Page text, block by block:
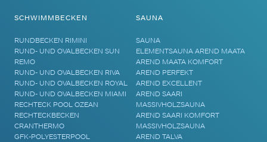
SCHWIMMBECKEN
RUNDBECKEN RIMINI
RUND- UND OVALBECKEN SUN
REMO
RUND- UND OVALBECKEN RIVA
RUND- UND OVALBECKEN ROYAL
RUND- UND OVALBECKEN MIAMI
RECHTECK POOL OZEAN
RECHTECKBECKEN
CRANTHERMO
GFK-POLYESTERPOOL
SAUNA
SAUNA
ELEMENTSAUNA AREND MAATA
AREND MAATA KOMFORT
AREND PERFEKT
AREND EXCELLENT
AREND SAARI
MASSIVHOLZSAUNA
AREND SAARI KOMFORT
MASSIVHOLZSAUNA
AREND TALVA